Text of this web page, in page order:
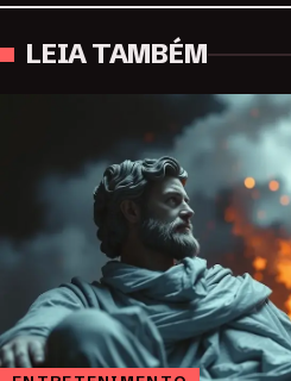
LEIA TAMBÉM